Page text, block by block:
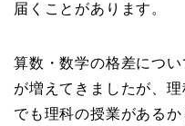
届くことがあります。
算数・数学の格差につ
が増えてきましたが、
でも理科の授業がある